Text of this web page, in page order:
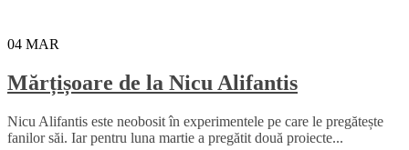
04 MAR
Mărțișoare de la Nicu Alifantis
Nicu Alifantis este neobosit în experimentele pe care le pregătește
fanilor săi. Iar pentru luna martie a pregătit două proiecte...